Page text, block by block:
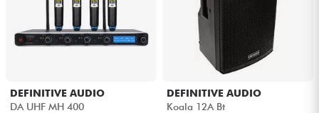
DEFINITIVE AUDIO
DA UHF MH 400
DEFINITIVE AUDIO
Koala 12A Bt